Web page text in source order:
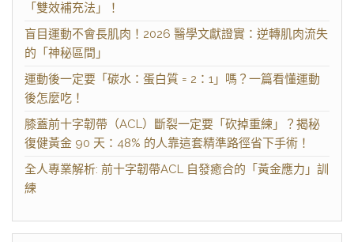
「雙效補充法」！
盲目運動不會長肌肉！2026 醫學文獻證實：逆轉肌肉流失
的「神秘區間」
運動後一定要「碳水：蛋白質 = 2：1」嗎？一篇看懂運動
後怎麼吃！
膝蓋前十字韌帶（ACL）斷裂一定要「砍掉重練」？揭秘
復健黃金 90 天：48% 的人靠這套精準路徑省下手術！
全人專業解析: 前十字韌帶ACL 自發癒合的「黃金應力」訓
練